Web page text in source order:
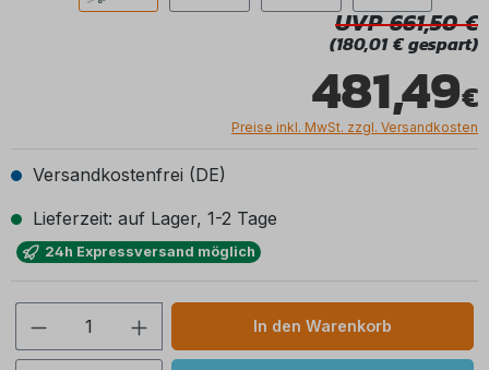
481,49
UVP 661,50
(180,01 € gespart)
Preise inkl. MwSt. zzgl. Versandkosten
Versandkostenfrei (DE)
Lieferzeit: auf Lager, 1-2 Tage
24h Expressversand möglich
Produkt Anzahl: Gib den gewünschten
In den Warenkorb